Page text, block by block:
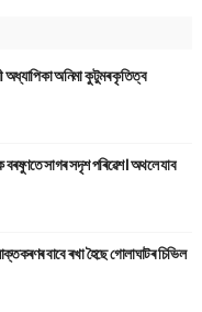
অধ্যাপিকা অনিমা কুটুমৰ কৃতিত্ব
সাগৰ সদৃশ পৰিৱেশ। অথলে যাব
বাবে ৰখা হৈছে গোলাঘাটৰ চিভিল